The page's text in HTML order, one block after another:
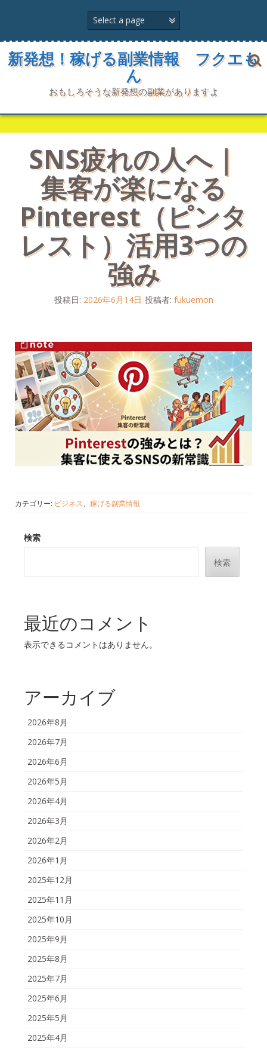
ン
プ
新発想！稼げる副業情報 フクエも
ん
おもしろそうな新発想の副業がありますよ
SNS疲れの人へ｜
集客が楽になる
Pinterest（ピンタ
レスト）活用3つの
強み
投稿日: 2026年6月14日 投稿者: fukuemon
カテゴリー: ビジネス、 稼げる副業情報
検索
検索
最近のコメント
表示できるコメントはありません。
アーカイブ
2026年8月
2026年7月
2026年6月
2026年5月
2026年4月
2026年3月
2026年2月
2026年1月
2025年12月
2025年11月
2025年10月
2025年9月
2025年8月
2025年7月
2025年6月
2025年5月
2025年4月